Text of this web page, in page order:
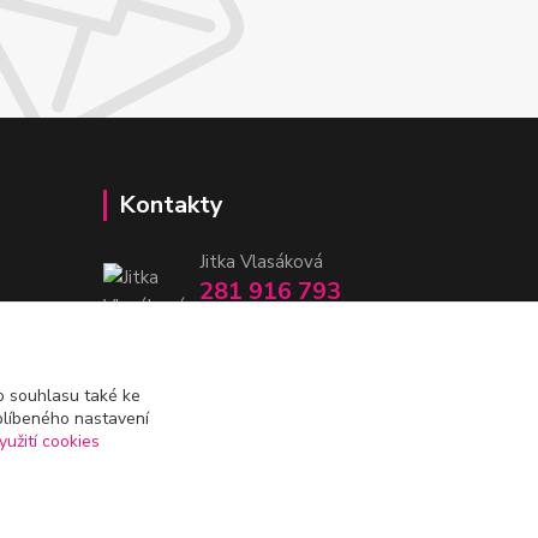
Kontakty
Jitka Vlasáková
281 916 793
souhlasu také ke
nastavení
cookies